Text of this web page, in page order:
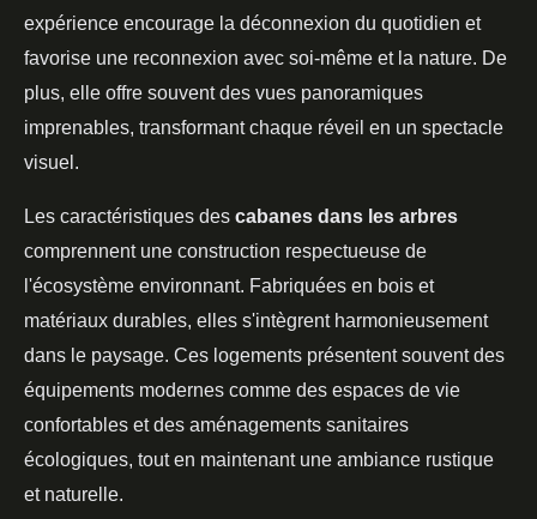
expérience encourage la déconnexion du quotidien et
favorise une reconnexion avec soi-même et la nature. De
plus, elle offre souvent des vues panoramiques
imprenables, transformant chaque réveil en un spectacle
visuel.
Les caractéristiques des cabanes dans les arbres
comprennent une construction respectueuse de
l'écosystème environnant. Fabriquées en bois et
matériaux durables, elles s'intègrent harmonieusement
dans le paysage. Ces logements présentent souvent des
équipements modernes comme des espaces de vie
confortables et des aménagements sanitaires
écologiques, tout en maintenant une ambiance rustique
et naturelle.